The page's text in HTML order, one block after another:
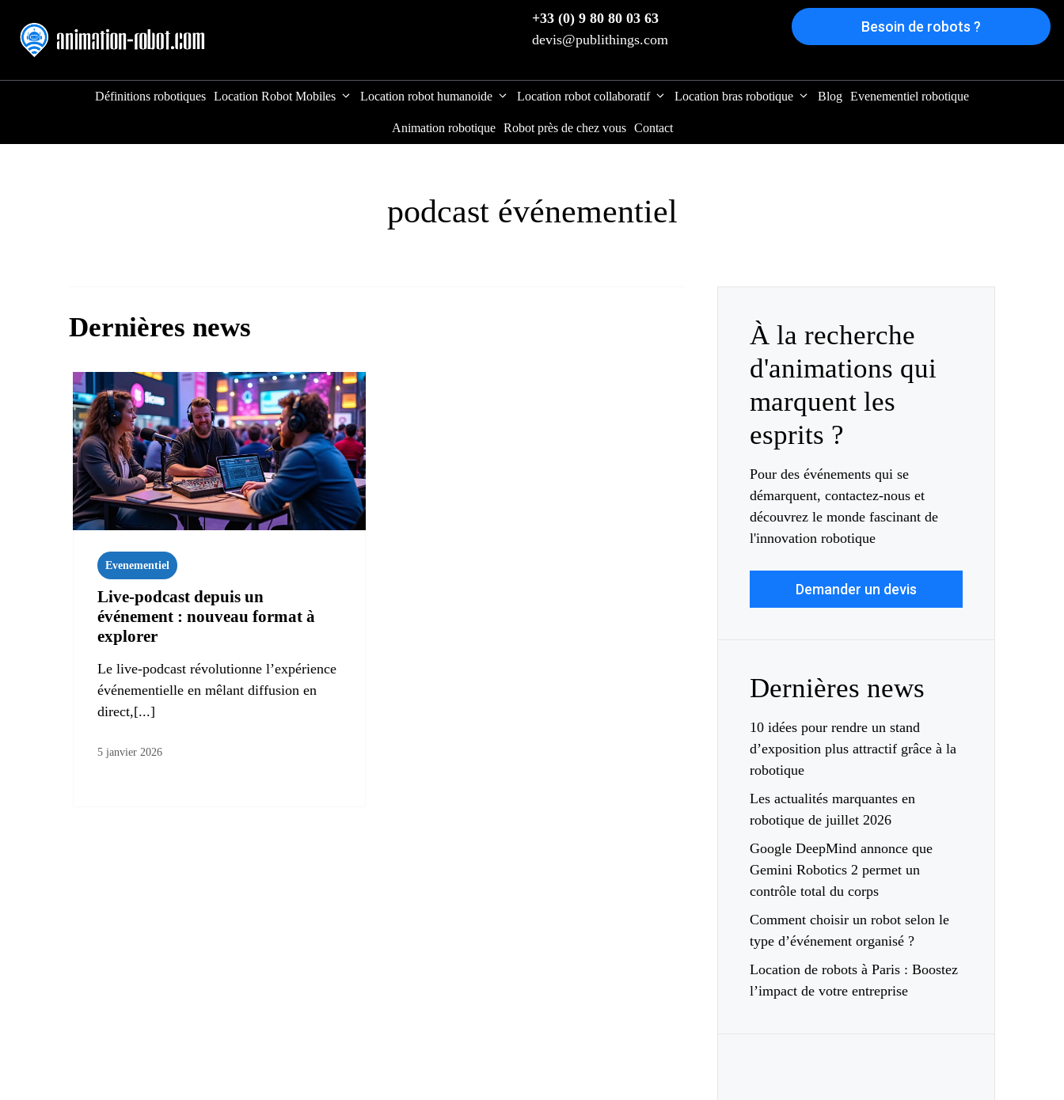
contenu
+33 (0) 9 80 80 03 63
devis@publithings.com
Besoin de robots ?
Définitions robotiques Location Robot Mobiles Location robot humanoide Location robot collaboratif Location bras robotique Blog Evenementiel robotique
Animation robotique Robot près de chez vous Contact
podcast événementiel
Dernières news
Evenementiel
Live‑podcast depuis un
événement : nouveau format à
explorer
Le live-podcast révolutionne l’expérience
événementielle en mêlant diffusion en
direct,[...]
5 janvier 2026
À la recherche
d'animations qui
marquent les
esprits ?
Pour des événements qui se
démarquent, contactez-nous et
découvrez le monde fascinant de
l'innovation robotique
Demander un devis
Dernières news
10 idées pour rendre un stand
d’exposition plus attractif grâce à la
robotique
Les actualités marquantes en
robotique de juillet 2026
Google DeepMind annonce que
Gemini Robotics 2 permet un
contrôle total du corps
Comment choisir un robot selon le
type d’événement organisé ?
Location de robots à Paris : Boostez
l’impact de votre entreprise